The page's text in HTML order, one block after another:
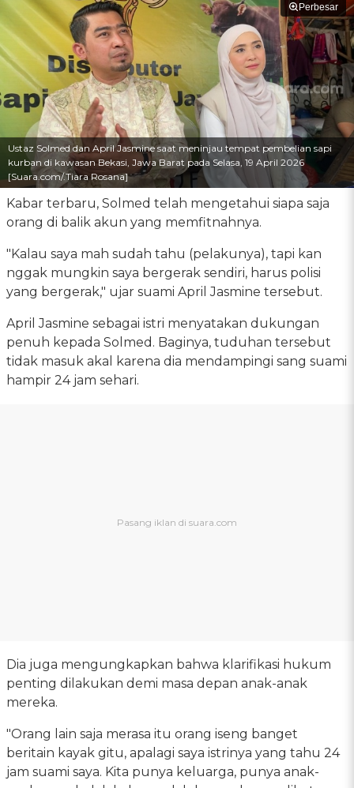
Perbesar
Ustaz Solmed dan April Jasmine saat meninjau tempat pembelian sapi
kurban di kawasan Bekasi, Jawa Barat pada Selasa, 19 April 2026
[Suara.com/.Tiara Rosana]
Kabar terbaru, Solmed telah mengetahui siapa saja
orang di balik akun yang memfitnahnya.
"Kalau saya mah sudah tahu (pelakunya), tapi kan
nggak mungkin saya bergerak sendiri, harus polisi
yang bergerak," ujar suami April Jasmine tersebut.
April Jasmine sebagai istri menyatakan dukungan
penuh kepada Solmed. Baginya, tuduhan tersebut
tidak masuk akal karena dia mendampingi sang suami
hampir 24 jam sehari.
Dia juga mengungkapkan bahwa klarifikasi hukum
penting dilakukan demi masa depan anak-anak
mereka.
"Orang lain saja merasa itu orang iseng banget
beritain kayak gitu, apalagi saya istrinya yang tahu 24
jam suami saya. Kita punya keluarga, punya anak-